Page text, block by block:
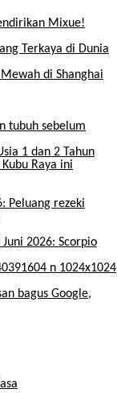
Mixue!
Terkaya di Dunia
di Shanghai
tubuh sebelum
Raya ini
Peluang rezeki
2026: Scorpio
bagus Google,